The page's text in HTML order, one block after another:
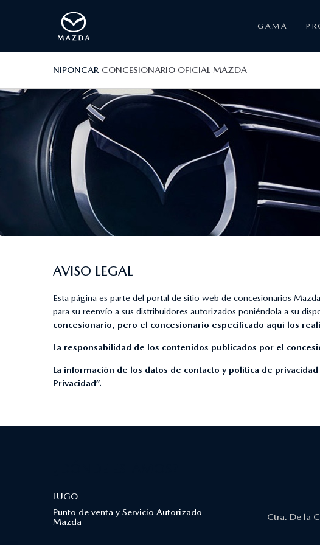
GAMA
NIPONCAR CONCESIONARIO OFICIAL MAZDA
AVISO LEGAL
Esta página es parte del portal de sitio web de concesionarios
para su reenvío a sus distribuidores autorizados poniéndola a su
concesionario, pero el concesionario especificado aquí los
La responsabilidad de los contenidos publicados por el
La información de los datos de contacto y política de
Privacidad”.
LUGO
Punto de venta y Servicio Autorizado
Mazda
Ctra. De la